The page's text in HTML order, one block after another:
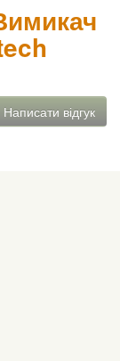
Написати відгук